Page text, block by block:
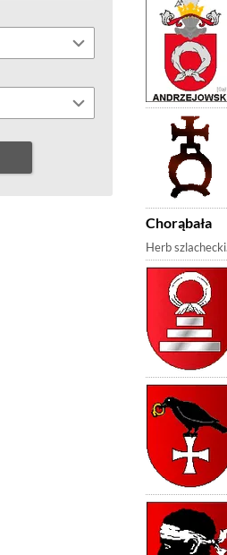
Chorąbała
Herb